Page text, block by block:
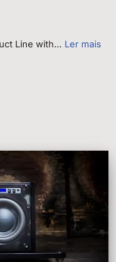
Line with… Ler mais